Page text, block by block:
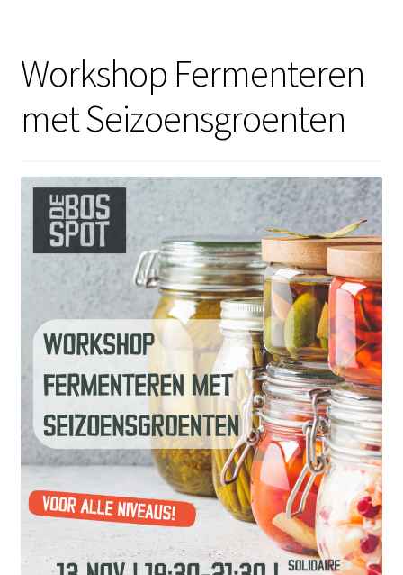
Workshop Fermenteren
met Seizoensgroenten